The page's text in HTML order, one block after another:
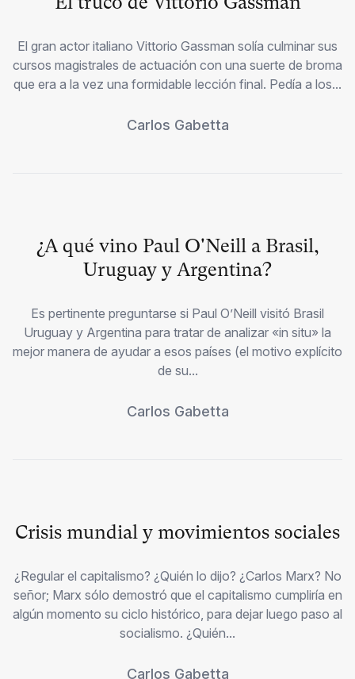
El gran actor italiano Vittorio Gassman solía culminar sus
cursos magistrales de actuación con una suerte de broma
que era a la vez una formidable lección final. Pedía a los...
Carlos Gabetta
¿A qué vino Paul O'Neill a Brasil,
Uruguay y Argentina?
Es pertinente preguntarse si Paul O’Neill visitó Brasil
Uruguay y Argentina para tratar de analizar «in situ» la
mejor manera de ayudar a esos países (el motivo explícito
de su...
Carlos Gabetta
Crisis mundial y movimientos sociales
¿Regular el capitalismo? ¿Quién lo dijo? ¿Carlos Marx? No
señor; Marx sólo demostró que el capitalismo cumpliría en
algún momento su ciclo histórico, para dejar luego paso al
socialismo. ¿Quién...
Carlos Gabetta